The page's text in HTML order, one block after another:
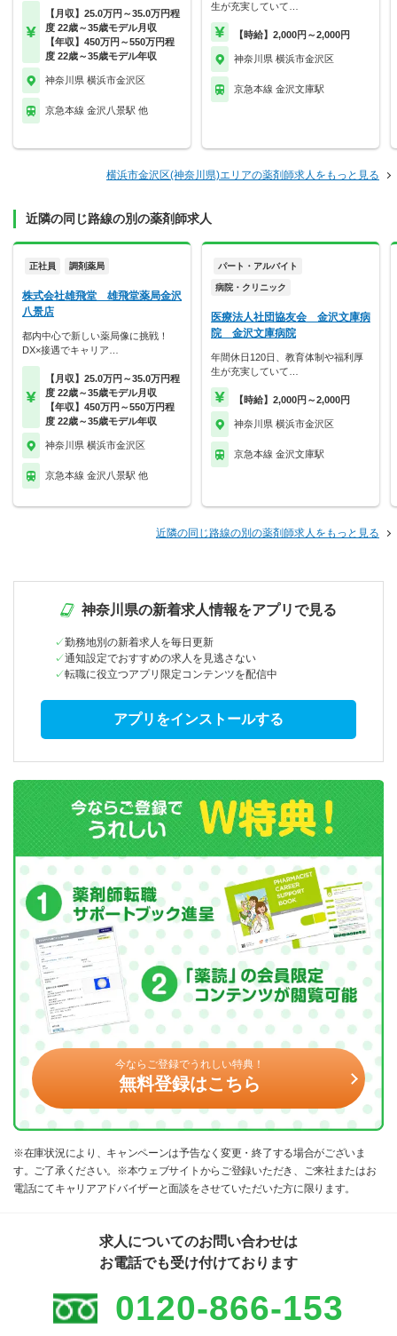
【月収】25.0万円～35.0万円程
度 22歳～35歳モデル月収
【年収】450万円～550万円程
度 22歳～35歳モデル年収
神奈川県 横浜市金沢区
京急本線 金沢八景駅 他
生が充実していて…
【時給】2,000円～2,000円
神奈川県 横浜市金沢区
京急本線 金沢文庫駅
横浜市金沢区(神奈川県)エリアの薬剤師求人をもっと見る
近隣の同じ路線の別の薬剤師求人
正社員 調剤薬局
株式会社雄飛堂 雄飛堂薬局金沢
八景店
都内中心で新しい薬局像に挑戦！
DX×接遇でキャリア…
【月収】25.0万円～35.0万円程
度 22歳～35歳モデル月収
【年収】450万円～550万円程
度 22歳～35歳モデル年収
神奈川県 横浜市金沢区
京急本線 金沢八景駅 他
パート・アルバイト
病院・クリニック
医療法人社団協友会 金沢文庫病
院 金沢文庫病院
年間休日120日、教育体制や福利厚
生が充実していて…
【時給】2,000円～2,000円
神奈川県 横浜市金沢区
京急本線 金沢文庫駅
近隣の同じ路線の別の薬剤師求人をもっと見る
神奈川県の新着求人情報をアプリで見る
勤務地別の新着求人を毎日更新
通知設定でおすすめの求人を見逃さない
転職に役立つアプリ限定コンテンツを配信中
アプリをインストールする
今ならご登録でうれしい特典！
無料登録はこちら
※在庫状況により、キャンペーンは予告なく変更・終了する場合がございま
す。ご了承ください。※本ウェブサイトからご登録いただき、ご来社またはお
電話にてキャリアアドバイザーと面談をさせていただいた方に限ります。
求人についてのお問い合わせは
お電話でも受け付けております
0120-866-153